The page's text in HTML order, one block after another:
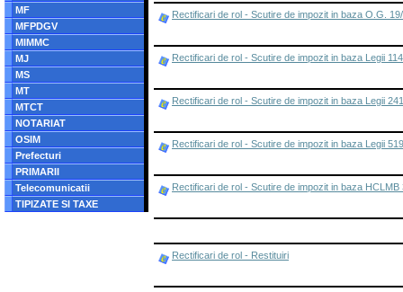
MF
MFPDGV
MIMMC
MJ
MS
MT
MTCT
NOTARIAT
OSIM
Prefecturi
PRIMARII
Telecomunicatii
TIPIZATE SI TAXE
Rectificari de rol - Scutire de impozit in baza O.G.
Rectificari de rol - Scutire de impozit in baza Legii
Rectificari de rol - Scutire de impozit in baza Legii
Rectificari de rol - Scutire de impozit in baza Legii
Rectificari de rol - Scutire de impozit in baza
Rectificari de rol - Restituiri